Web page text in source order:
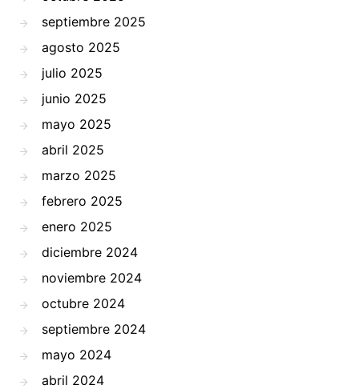
septiembre 2025
agosto 2025
julio 2025
junio 2025
mayo 2025
abril 2025
marzo 2025
febrero 2025
enero 2025
diciembre 2024
noviembre 2024
octubre 2024
septiembre 2024
mayo 2024
abril 2024